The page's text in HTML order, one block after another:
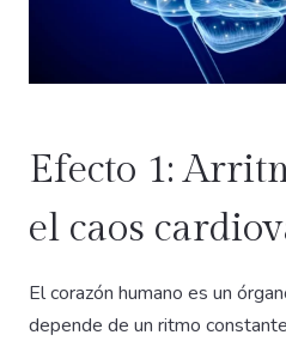
Efecto 1:
el caos
El corazón humano es un
depende de un ritmo